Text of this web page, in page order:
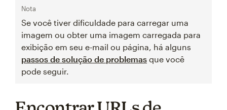
Nota
Se você tiver dificuldade para carregar uma
imagem ou obter uma imagem carregada para
exibição em seu e-mail ou página, há alguns
passos de solução de problemas que você
pode seguir.